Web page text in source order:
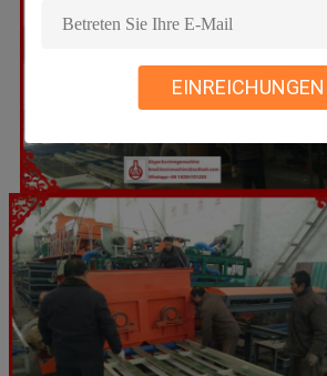
EINREICHUNGEN